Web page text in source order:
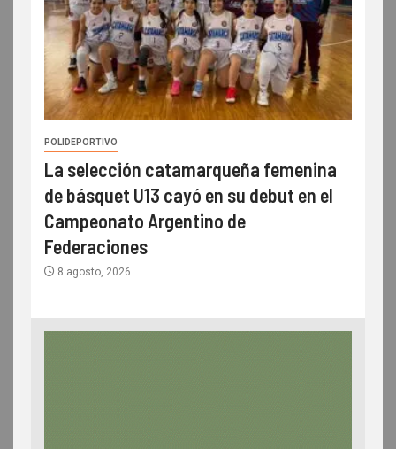
POLIDEPORTIVO
La selección catamarqueña femenina
de básquet U13 cayó en su debut en el
Campeonato Argentino de
Federaciones
8 agosto, 2026